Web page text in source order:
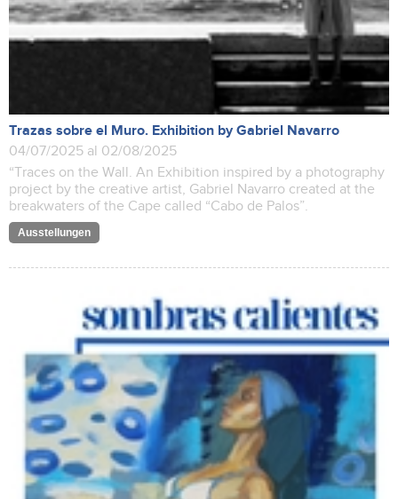
Trazas sobre el Muro. Exhibition by Gabriel Navarro
04/07/2025 al 02/08/2025
“Traces on the Wall. An Exhibition inspired by a photography
project by the creative artist, Gabriel Navarro created at the
breakwaters of the Cape called “Cabo de Palos”.
Ausstellungen